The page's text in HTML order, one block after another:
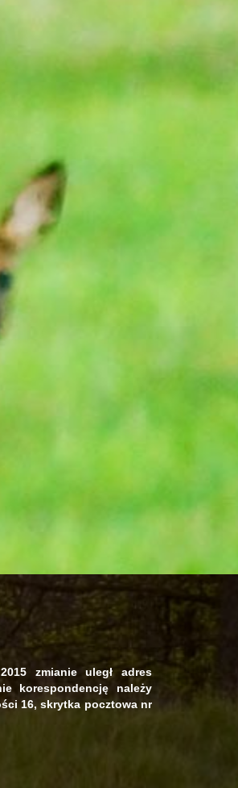
zmianie uległ adres
korespondencję należy
16, skrytka pocztowa nr